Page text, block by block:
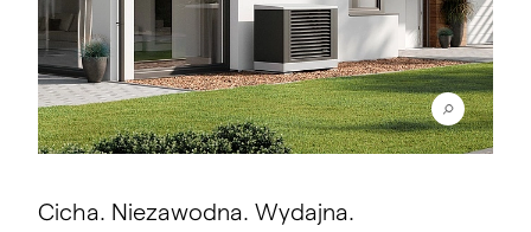
Cicha. Niezawodna. Wydajna.